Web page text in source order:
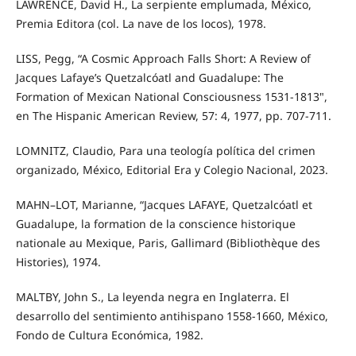
LAWRENCE, David H., La serpiente emplumada, México,
Premia Editora (col. La nave de los locos), 1978.
LISS, Pegg, “A Cosmic Approach Falls Short: A Review of
Jacques Lafaye’s Quetzalcóatl and Guadalupe: The
Formation of Mexican National Consciousness 1531-1813",
en The Hispanic American Review, 57: 4, 1977, pp. 707-711.
LOMNITZ, Claudio, Para una teología política del crimen
organizado, México, Editorial Era y Colegio Nacional, 2023.
MAHN–LOT, Marianne, “Jacques LAFAYE, Quetzalcóatl et
Guadalupe, la formation de la conscience historique
nationale au Mexique, Paris, Gallimard (Bibliothèque des
Histories), 1974.
MALTBY, John S., La leyenda negra en Inglaterra. El
desarrollo del sentimiento antihispano 1558-1660, México,
Fondo de Cultura Económica, 1982.